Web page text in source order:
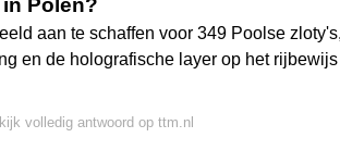
Polen?
aan te schaffen voor 349 Poolse
en de holografische layer op het
volledig antwoord op ttm.nl